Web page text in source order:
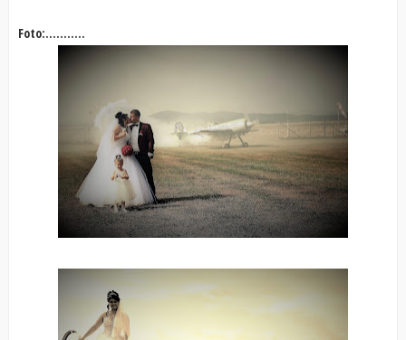
Foto:...........